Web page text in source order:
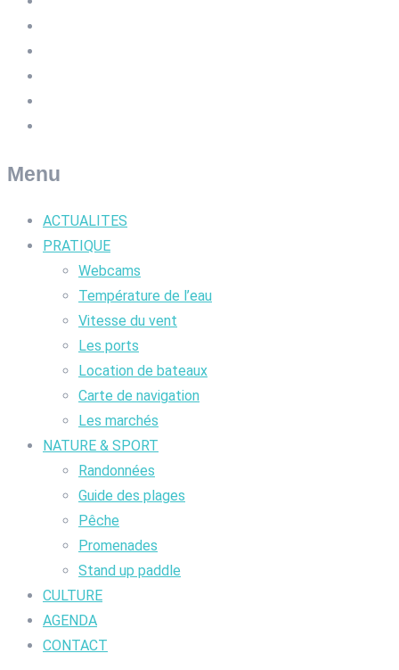
Menu
ACTUALITES
PRATIQUE
Webcams
Température de l’eau
Vitesse du vent
Les ports
Location de bateaux
Carte de navigation
Les marchés
NATURE & SPORT
Randonnées
Guide des plages
Pêche
Promenades
Stand up paddle
CULTURE
AGENDA
CONTACT